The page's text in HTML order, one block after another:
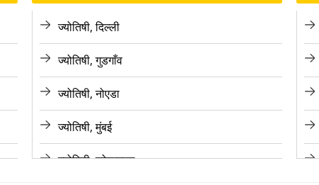
ज्योतिषी, दिल्ली
ज्योतिषी, गुडगाँव
ज्योतिषी, नोएडा
ज्योतिषी, मुंबई
ज्योतिषी, कोलकाता